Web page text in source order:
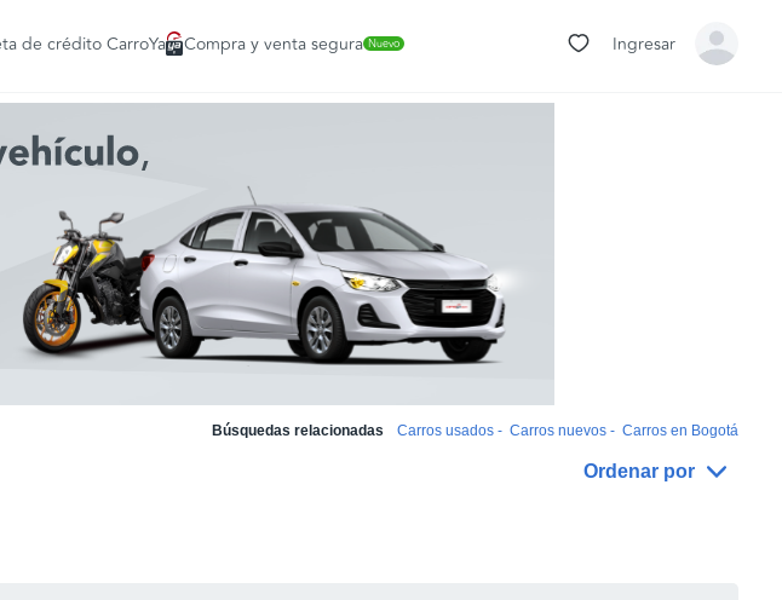
de crédito CarroYa Compra y venta segura Nuevo Ingresar
Búsquedas relacionadas Carros usados - Carros nuevos - Carros en Bogotá
Ordenar por